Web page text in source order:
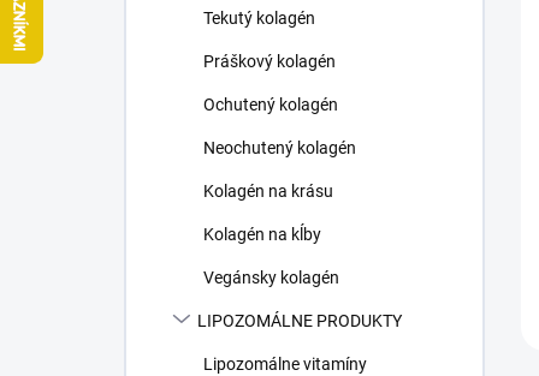
Tekutý kolagén
Práškový kolagén
Ochutený kolagén
Neochutený kolagén
Kolagén na krásu
Kolagén na kĺby
Vegánsky kolagén
LIPOZOMÁLNE PRODUKTY
Lipozomálne vitamíny